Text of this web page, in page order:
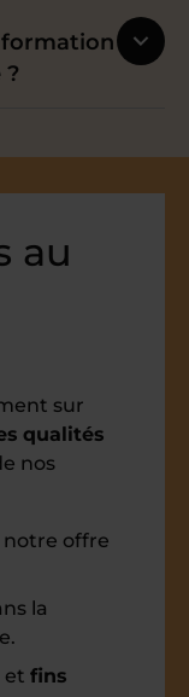
formation
au
sur
qualités
nos
notre offre
la
et fins